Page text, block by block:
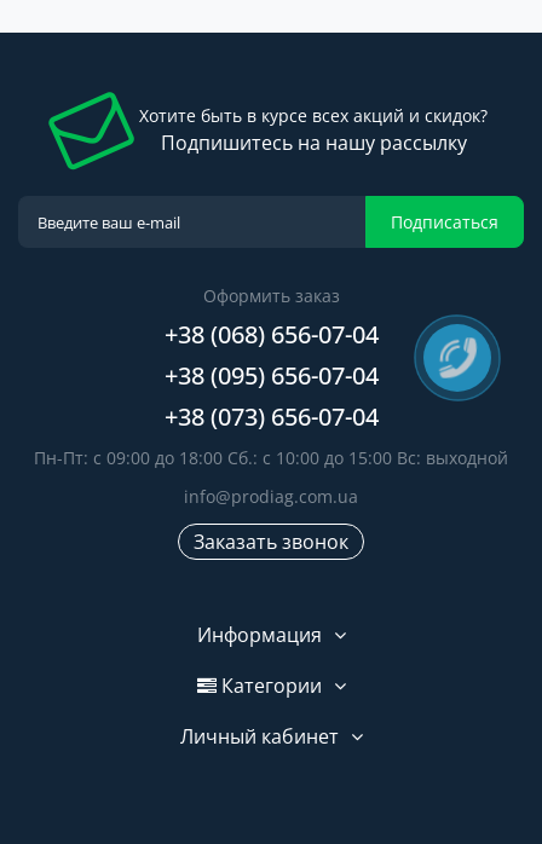
Хотите быть в курсе всех акций и скидок?
Подпишитесь на нашу рассылку
Подписаться
Оформить заказ
+38 (068) 656-07-04
+38 (095) 656-07-04
+38 (073) 656-07-04
Пн-Пт: с 09:00 до 18:00 Сб.: с 10:00 до 15:00 Вс: выходной
info@prodiag.com.ua
Заказать звонок
Информация
Категории
Личный кабинет